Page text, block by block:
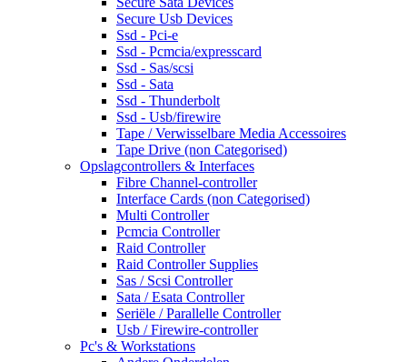
Secure Usb Devices
Ssd - Pci-e
Ssd - Pcmcia/expresscard
Ssd - Sas/scsi
Ssd - Sata
Ssd - Thunderbolt
Ssd - Usb/firewire
Tape / Verwisselbare Media Accessoires
Tape Drive (non Categorised)
Opslagcontrollers & Interfaces
Fibre Channel-controller
Interface Cards (non Categorised)
Multi Controller
Pcmcia Controller
Raid Controller
Raid Controller Supplies
Sas / Scsi Controller
Sata / Esata Controller
Seriële / Parallelle Controller
Usb / Firewire-controller
Pc's & Workstations